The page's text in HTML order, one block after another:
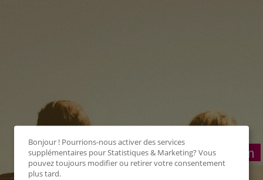
Connexion
Bonjour ! Pourrions-nous activer des services
supplémentaires pourStatistiques & Marketing? Vous
pouvez toujours modifier ou retirer votre consentement
plus tard.